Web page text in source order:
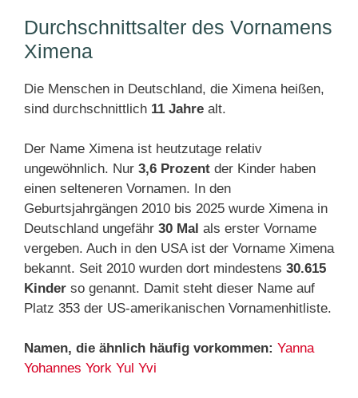
Durchschnittsalter des Vornamens
Ximena
Die Menschen in Deutschland, die Ximena heißen,
sind durchschnittlich 11 Jahre alt.
Der Name Ximena ist heutzutage relativ
ungewöhnlich. Nur 3,6 Prozent der Kinder haben
einen selteneren Vornamen. In den
Geburtsjahrgängen 2010 bis 2025 wurde Ximena in
Deutschland ungefähr 30 Mal als erster Vorname
vergeben. Auch in den USA ist der Vorname Ximena
bekannt. Seit 2010 wurden dort mindestens 30.615
Kinder so genannt. Damit steht dieser Name auf
Platz 353 der US-amerikanischen Vornamenhitliste.
Namen, die ähnlich häufig vorkommen: Yanna
Yohannes York Yul Yvi